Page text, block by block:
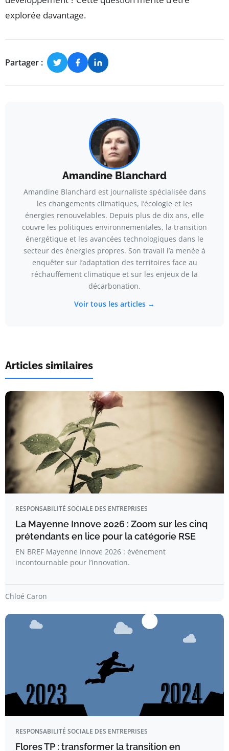
explorée davantage.
Partager :
Amandine Blanchard
Amandine Blanchard est journaliste spécialisée dans
les changements climatiques, l’écologie et les
énergies renouvelables. Depuis plus de dix ans, elle
couvre les politiques environnementales, la transition
énergétique et les avancées technologiques dans le
secteur des énergies propres. Son travail l’a menée à
enquêter sur l’adaptation des territoires face au
réchauffement climatique et sur les enjeux de la
décarbonation.
Voir tous les articles →
Articles similaires
RESPONSABILITÉ SOCIALE DES ENTREPRISES
La Mayenne Innove 2026 : Zoom sur les cinq
prétendants en lice pour la catégorie RSE
EN BREF Mayenne Innove 2026 : événement
incontournable pour l’innovation.
Chloé Caron
RESPONSABILITÉ SOCIALE DES ENTREPRISES
Flores TP : transformer la transition en